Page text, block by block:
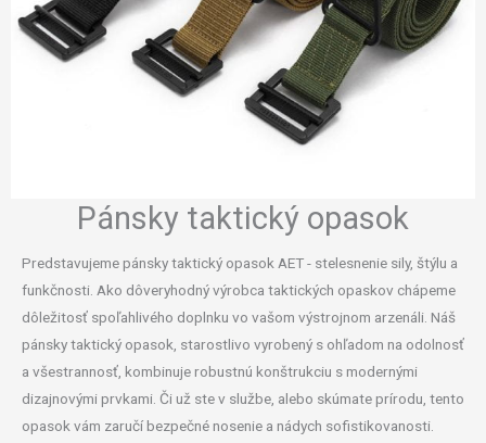
Pánsky taktický opasok
Predstavujeme pánsky taktický opasok AET - stelesnenie sily, štýlu a
funkčnosti. Ako dôveryhodný výrobca taktických opaskov chápeme
dôležitosť spoľahlivého doplnku vo vašom výstrojnom arzenáli. Náš
pánsky taktický opasok, starostlivo vyrobený s ohľadom na odolnosť
a všestrannosť, kombinuje robustnú konštrukciu s modernými
dizajnovými prvkami. Či už ste v službe, alebo skúmate prírodu, tento
opasok vám zaručí bezpečné nosenie a nádych sofistikovanosti.